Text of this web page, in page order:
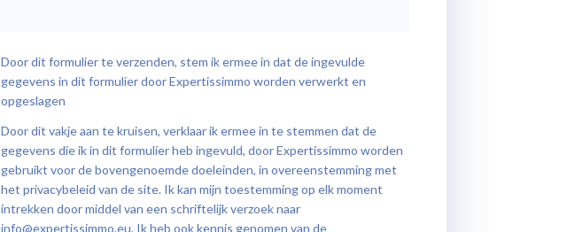
Door dit formulier te verzenden, stem ik ermee in dat de ingevulde
gegevens in dit formulier door Expertissimmo worden verwerkt en
opgeslagen
Door dit vakje aan te kruisen, verklaar ik ermee in te stemmen dat de
gegevens die ik in dit formulier heb ingevuld, door Expertissimmo worden
gebruikt voor de bovengenoemde doeleinden, in overeenstemming met
hetprivacybeleidvan de site. Ik kan mijn toestemming op elk moment
intrekken door middel van een schriftelijk verzoek naar
info@expertissimmo.eu. Ik heb ook kennis genomen van de